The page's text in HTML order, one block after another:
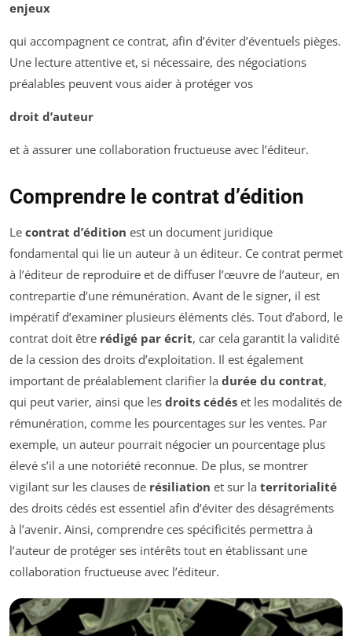
enjeux
qui accompagnent ce contrat, afin d’éviter d’éventuels pièges.
Une lecture attentive et, si nécessaire, des négociations
préalables peuvent vous aider à protéger vos
droit d’auteur
et à assurer une collaboration fructueuse avec l’éditeur.
Comprendre le contrat d’édition
Le contrat d’édition est un document juridique
fondamental qui lie un auteur à un éditeur. Ce contrat permet
à l’éditeur de reproduire et de diffuser l’œuvre de l’auteur, en
contrepartie d’une rémunération. Avant de le signer, il est
impératif d’examiner plusieurs éléments clés. Tout d’abord, le
contrat doit être rédigé par écrit, car cela garantit la validité
de la cession des droits d’exploitation. Il est également
important de préalablement clarifier la durée du contrat,
qui peut varier, ainsi que les droits cédés et les modalités de
rémunération, comme les pourcentages sur les ventes. Par
exemple, un auteur pourrait négocier un pourcentage plus
élevé s’il a une notoriété reconnue. De plus, se montrer
vigilant sur les clauses de résiliation et sur la territorialité
des droits cédés est essentiel afin d’éviter des désagréments
à l’avenir. Ainsi, comprendre ces spécificités permettra à
l’auteur de protéger ses intérêts tout en établissant une
collaboration fructueuse avec l’éditeur.